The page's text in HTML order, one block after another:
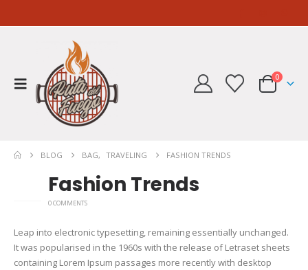
0
BLOG BAG, TRAVELING FASHION TRENDS
Fashion Trends
0 COMMENTS
Leap into electronic typesetting, remaining essentially unchanged.
It was popularised in the 1960s with the release of Letraset sheets
containing Lorem Ipsum passages more recently with desktop